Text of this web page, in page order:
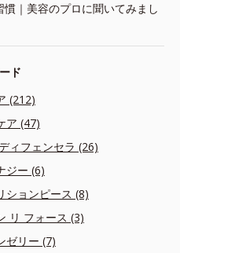
慣｜美容のプロに聞いてみまし
ド
(212)
ア (47)
ィフェンセラ (26)
ジー (6)
ションピース (8)
リ フォース (3)
ゼリー (7)